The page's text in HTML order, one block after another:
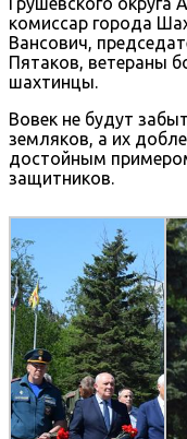
комиссар города
Вансович,
Пятаков, ветераны
шахтинцы.
Вовек не будут
земляков, а их
достойным
защитников.